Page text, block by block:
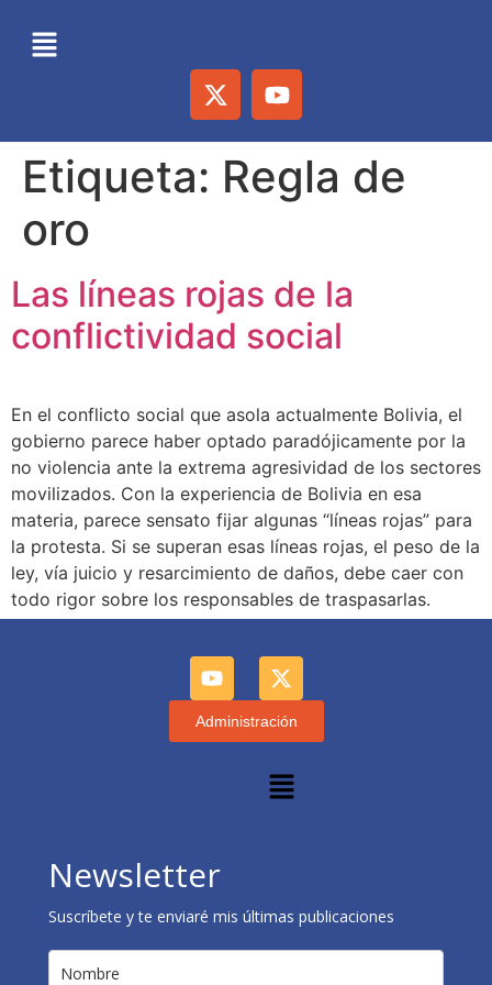
Etiqueta: Regla de
oro
Las líneas rojas de la
conflictividad social
En el conflicto social que asola actualmente Bolivia, el
gobierno parece haber optado paradójicamente por la
no violencia ante la extrema agresividad de los sectores
movilizados. Con la experiencia de Bolivia en esa
materia, parece sensato fijar algunas “líneas rojas” para
la protesta. Si se superan esas líneas rojas, el peso de la
ley, vía juicio y resarcimiento de daños, debe caer con
todo rigor sobre los responsables de traspasarlas.
Administración
Newsletter
Suscríbete y te enviaré mis últimas publicaciones